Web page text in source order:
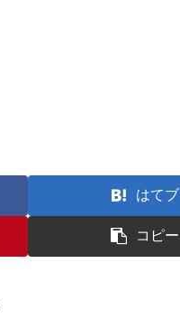
はてブ
コピー